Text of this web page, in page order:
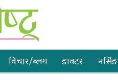
विचार/ब्लग डाक्टर नर्सिङ